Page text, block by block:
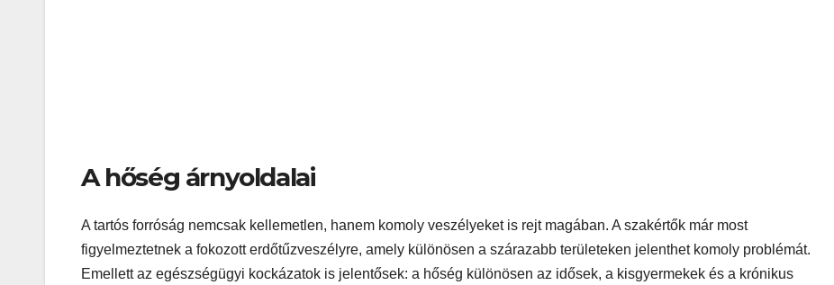
A hőség árnyoldalai
A tartós forróság nemcsak kellemetlen, hanem komoly veszélyeket is rejt magában. A szakértők már most
figyelmeztetnek a fokozott erdőtűzveszélyre, amely különösen a szárazabb területeken jelenthet komoly problémát.
Emellett az egészségügyi kockázatok is jelentősek: a hőség különösen az idősek, a kisgyermekek és a krónikus